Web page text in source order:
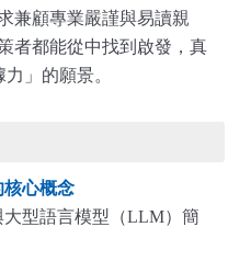
兼顧專業嚴謹與易讀親
者都能從中找到啟發，真
」的願景。
心概念
大型語言模型（LLM）簡